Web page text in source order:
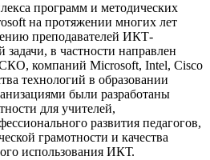
программ и методических
на протяжении многих лет
преподавателей ИКТ-
в частности направлен
компаний Microsoft, Intel, Cisco
технологий в образовании
были разработаны
для учителей,
развития педагогов,
грамотности и качества
использования ИКТ.